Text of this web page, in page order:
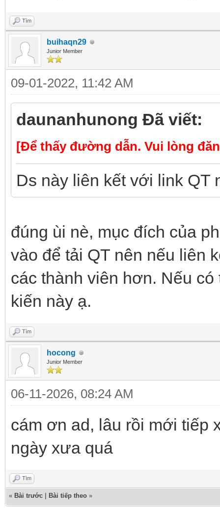
Tìm
buihaqn29
Junior Member
09-01-2022, 11:42 AM
daunanhunong Đã viết:
[Để thấy đường dẫn. Vui lòng
Ds này liên kết với link QT
đúng ùi nè, mục đích của
vào để tải QT nên nếu liên
các thành viên hơn. Nếu
kiến này ạ.
Tìm
hocong
Junior Member
06-11-2026, 08:24 AM
cám ơn ad, lâu rồi mới tiếp
ngày xưa quá
Tìm
« Bài trước Bài tiếp theo »